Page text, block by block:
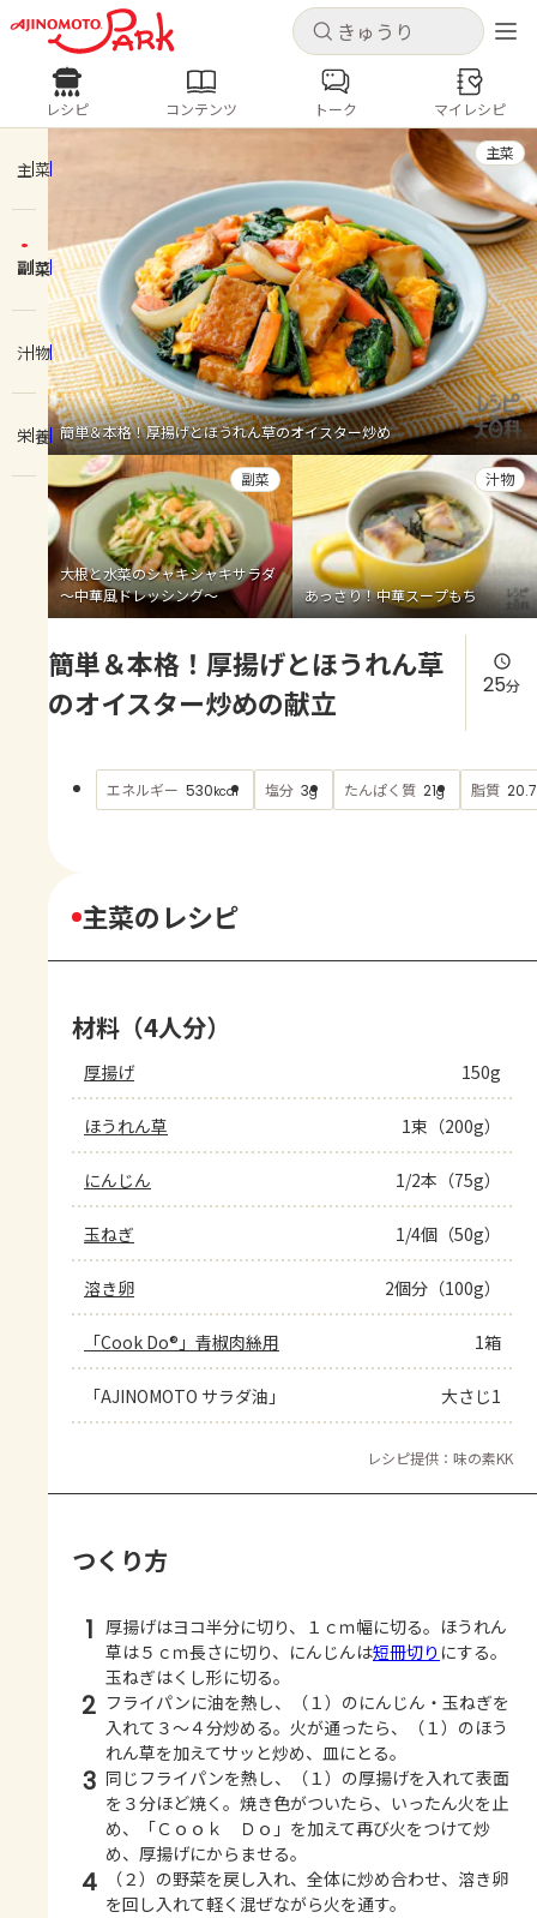
キャンセル
ログインするとレシピを保存できます
新規登録
ホーム
コンテンツ
レシピ
トーク
よくあるお問い合わせ
お買い物
AJINOMOTO PARK とは
キャンセル
レシピ コンテンツ
人気の食材・レシピ
きゅうり なす トマト
とうもろこし
ピーマン
みょうが ゴーヤ
レシピ コンテンツ トーク マイレシピ
主菜
副菜
汁物
栄養 簡単＆本格！厚揚げとほうれん草のオイスター炒め
主菜
大根と水菜のシャキシャキサラダ
～中華風ドレッシング～
副菜
あっさり！中華スープもち
汁物
簡単＆本格！厚揚げとほうれん草
のオイスター炒めの献立
25分
エネルギー 530kcal 塩分 3g たんぱく質 21g 脂質 20.7
主菜のレシピ
材料（4人分）
厚揚げ 150g
ほうれん草 1束（200g）
にんじん 1/2本（75g）
玉ねぎ 1/4個（50g）
溶き卵 2個分（100g）
「Cook Do®」青椒肉絲用 1箱
「AJINOMOTO サラダ油」 大さじ1
レシピ提供：味の素KK
つくり方
1 厚揚げはヨコ半分に切り、１ｃｍ幅に切る。ほうれん
草は５ｃｍ長さに切り、にんじんは短冊切り にする。
玉ねぎはくし形に切る。
2 フライパンに油を熱し、（１）のにんじん・玉ねぎを
入れて３～４分炒める。火が通ったら、（１）のほう
れん草を加えてサッと炒め、皿にとる。
3 同じフライパンを熱し、（１）の厚揚げを入れて表面
を３分ほど焼く。焼き色がついたら、いったん火を止
め、「Ｃｏｏｋ Ｄｏ」を加えて再び火をつけて炒
め、厚揚げにからませる。
4
（２）の野菜を戻し入れ、全体に炒め合わせ、溶き卵
を回し入れて軽く混ぜながら火を通す。